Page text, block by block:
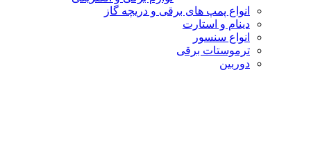
انواع پمپ های برقی و دریچه گاز
دینام و استارت
انواع سنسور
ترموستات برقی
دوربین